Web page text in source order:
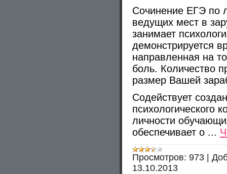
Сочинение ЕГЭ по
ведущих мест в
зани­мает
демонстрируется
направленная на
боль. Количество
размер Вашей
Содействует
психологического
личности
обеспечивает о ...
Просмотров: 973
13.10.2013